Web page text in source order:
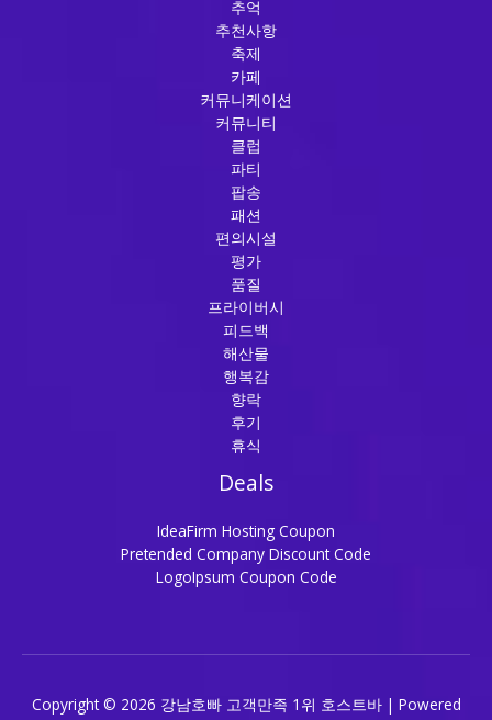
추억
추천사항
축제
카페
커뮤니케이션
커뮤니티
클럽
파티
팝송
패션
편의시설
평가
품질
프라이버시
피드백
해산물
행복감
향락
후기
휴식
Deals
IdeaFirm Hosting Coupon
Pretended Company Discount Code
LogoIpsum Coupon Code
Copyright © 2026 강남호빠 고객만족 1위 호스트바 | Powered